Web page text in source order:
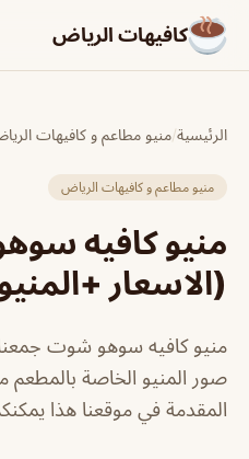
كافيهات الرياض
الرئيسية/منيو مطاعم و كافيهات
منيو مطاعم و كافيهات الرياض
منيو كافيه
(الاسعار
منيو كافيه سوهو شوت
صور المنيو الخاصة بالمطعم
المقدمة في موقعنا هذا